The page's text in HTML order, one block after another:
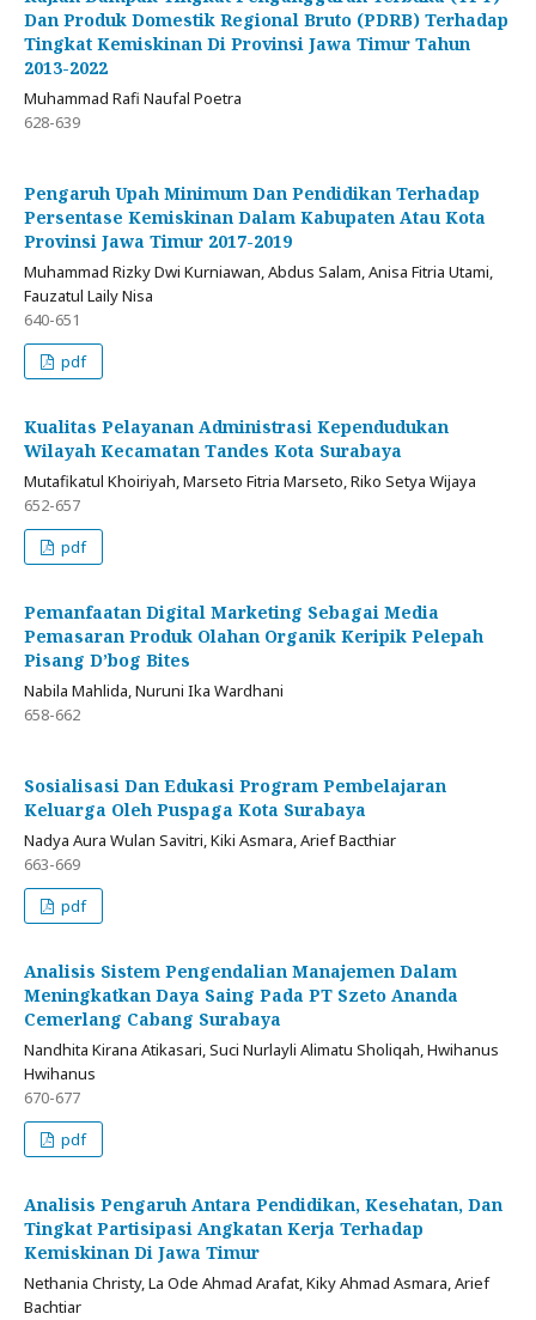
Dan Produk Domestik Regional Bruto (PDRB) Terhadap
Tingkat Kemiskinan Di Provinsi Jawa Timur Tahun
2013-2022
Muhammad Rafi Naufal Poetra
628-639
Pengaruh Upah Minimum Dan Pendidikan Terhadap
Persentase Kemiskinan Dalam Kabupaten Atau Kota
Provinsi Jawa Timur 2017-2019
Muhammad Rizky Dwi Kurniawan, Abdus Salam, Anisa Fitria Utami,
Fauzatul Laily Nisa
640-651
pdf
Kualitas Pelayanan Administrasi Kependudukan
Wilayah Kecamatan Tandes Kota Surabaya
Mutafikatul Khoiriyah, Marseto Fitria Marseto, Riko Setya Wijaya
652-657
pdf
Pemanfaatan Digital Marketing Sebagai Media
Pemasaran Produk Olahan Organik Keripik Pelepah
Pisang D’bog Bites
Nabila Mahlida, Nuruni Ika Wardhani
658-662
Sosialisasi Dan Edukasi Program Pembelajaran
Keluarga Oleh Puspaga Kota Surabaya
Nadya Aura Wulan Savitri, Kiki Asmara, Arief Bacthiar
663-669
pdf
Analisis Sistem Pengendalian Manajemen Dalam
Meningkatkan Daya Saing Pada PT Szeto Ananda
Cemerlang Cabang Surabaya
Nandhita Kirana Atikasari, Suci Nurlayli Alimatu Sholiqah, Hwihanus
Hwihanus
670-677
pdf
Analisis Pengaruh Antara Pendidikan, Kesehatan, Dan
Tingkat Partisipasi Angkatan Kerja Terhadap
Kemiskinan Di Jawa Timur
Nethania Christy, La Ode Ahmad Arafat, Kiky Ahmad Asmara, Arief
Bachtiar